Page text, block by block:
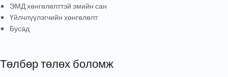
ЭМД хөнгөлөлттэй эмийн сан
Үйлчлүүлэгчийн хөнгөлөлт
Бусад
Төлбөр төлөх боломж